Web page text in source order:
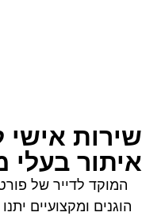
אישי
בעלי
המוקד לדייר של
הוגנים ומקצועיים